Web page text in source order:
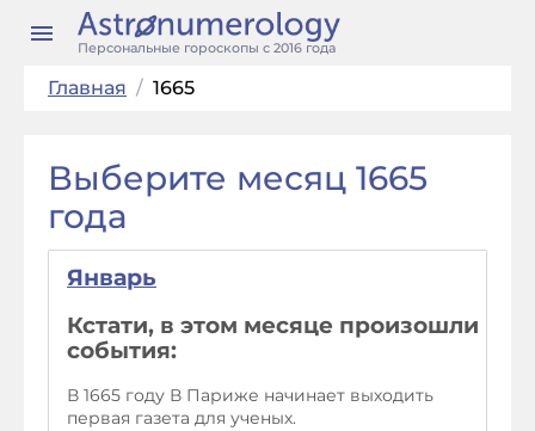
Персональные гороскопы с 2016 года
Главная / 1665
Выберите месяц 1665
года
Январь
Кстати, в этом месяце произошли
события:
В 1665 году В Париже начинает выходить
первая газета для ученых.